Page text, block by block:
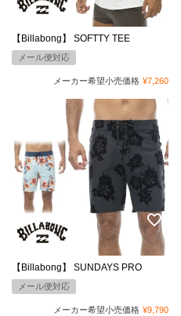
【Billabong】 SOFTTY TEE
メール便対応
メーカー希望小売価格 ¥7,260
【Billabong】 SUNDAYS PRO
メール便対応
メーカー希望小売価格 ¥9,790